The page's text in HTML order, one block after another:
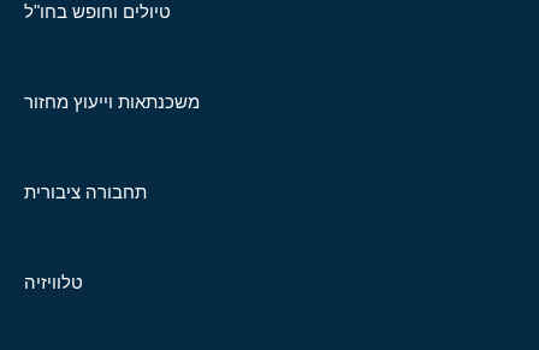
טיולים וחופש בחו"ל
משכנתאות וייעוץ מחזור
תחבורה ציבורית
טלוויזיה